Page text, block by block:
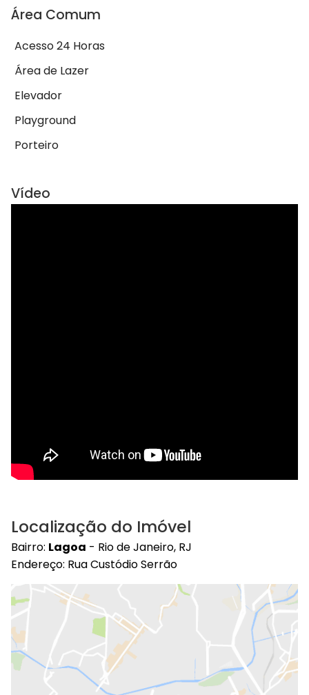
Área Comum
Acesso 24 Horas
Área de Lazer
Elevador
Playground
Porteiro
Vídeo
Localização do Imóvel
Bairro: Lagoa - Rio de Janeiro, RJ
Endereço: Rua Custódio Serrão